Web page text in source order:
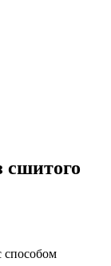
сшитого